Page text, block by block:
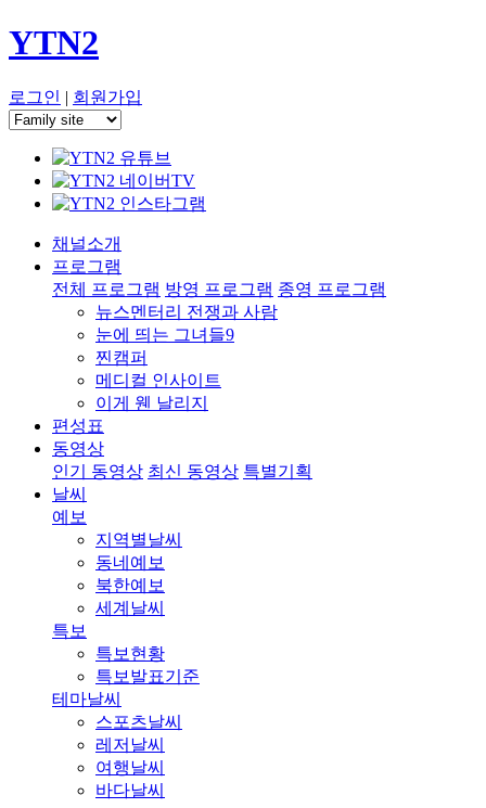
YTN2
로그인 | 회원가입
채널소개
프로그램
전체 프로그램 방영 프로그램 종영 프로그램
뉴스멘터리 전쟁과 사람
눈에 띄는 그녀들9
찐캠퍼
메디컬 인사이트
이게 웬 날리지
편성표
동영상
인기 동영상 최신 동영상 특별기획
날씨
예보
지역별날씨
동네예보
북한예보
세계날씨
특보
특보현황
특보발표기준
테마날씨
스포츠날씨
레저날씨
여행날씨
바다날씨